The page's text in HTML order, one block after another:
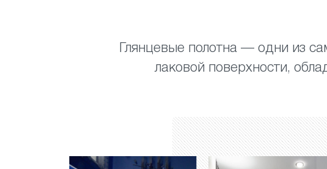
Глянцевые полотна — одни из
лаковой поверхности,